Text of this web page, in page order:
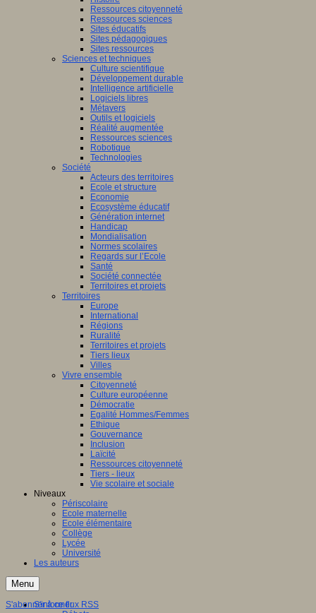
Ressources citoyenneté
Ressources sciences
Sites éducatifs
Sites pédagogiques
Sites ressources
Sciences et techniques
Culture scientifique
Développement durable
Intelligence artificielle
Logiciels libres
Métavers
Outils et logiciels
Réalité augmentée
Ressources sciences
Robotique
Technologies
Société
Acteurs des territoires
Ecole et structure
Economie
Ecosystème éducatif
Génération internet
Handicap
Mondialisation
Normes scolaires
Regards sur l’Ecole
Santé
Société connectée
Territoires et projets
Territoires
Europe
International
Régions
Ruralité
Territoires et projets
Tiers lieux
Villes
Vivre ensemble
Citoyenneté
Culture européenne
Démocratie
Egalité Hommes/Femmes
Ethique
Gouvernance
Inclusion
Laïcité
Ressources citoyenneté
Tiers - lieux
Vie scolaire et sociale
Niveaux
Périscolaire
Ecole maternelle
Ecole élémentaire
Collège
Lycée
Université
Les auteurs
Menu
S'informer
S'abonner à ce flux RSS